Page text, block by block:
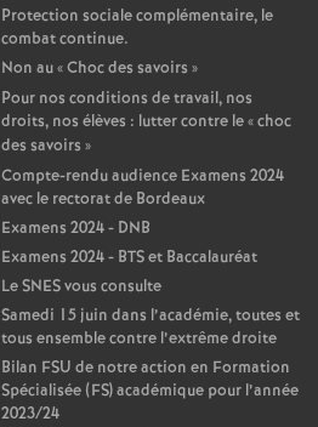
Protection sociale complémentaire, le
combat continue.
Non au «Choc des savoirs »
Pour nos conditions de travail, nos
droits, nos élèves : lutter contre le «choc
des savoirs »
Compte-rendu audience Examens 2024
avec le rectorat de Bordeaux
Examens 2024 - DNB
Examens 2024 - BTS et Baccalauréat
Le SNES vous consulte
Samedi 15 juin dans l’académie, toutes et
tous ensemble contre l’extrême droite
Bilan FSU de notre action en Formation
Spécialisée (FS) académique pour l’année
2023/24